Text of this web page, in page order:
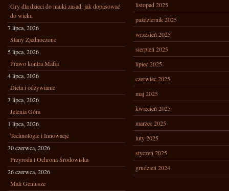
Gry dla dzieci do nauki zasad: jak dopasować
do wieku
7 lipca, 2026
Stany Zjednoczone
5 lipca, 2026
Prawo kontra Mafia
4 lipca, 2026
Dieta i odżywianie
3 lipca, 2026
Jelenia Góra
1 lipca, 2026
Technologie i Innowacje
30 czerwca, 2026
Przyroda i Ochrona Środowiska
26 czerwca, 2026
Mali Geniusze
listopad 2025
październik 2025
wrzesień 2025
sierpień 2025
lipiec 2025
czerwiec 2025
maj 2025
kwiecień 2025
marzec 2025
luty 2025
styczeń 2025
grudzień 2024